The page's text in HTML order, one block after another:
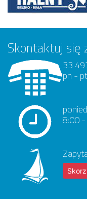
Skontaktuj się
33
pn -
8:00